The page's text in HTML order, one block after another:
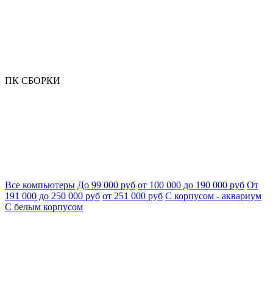
ПК СБОРКИ
Все компьютеры До 99 000 руб от 100 000 до 190 000 руб От
191 000 до 250 000 руб от 251 000 руб С корпусом - аквариум
С белым корпусом